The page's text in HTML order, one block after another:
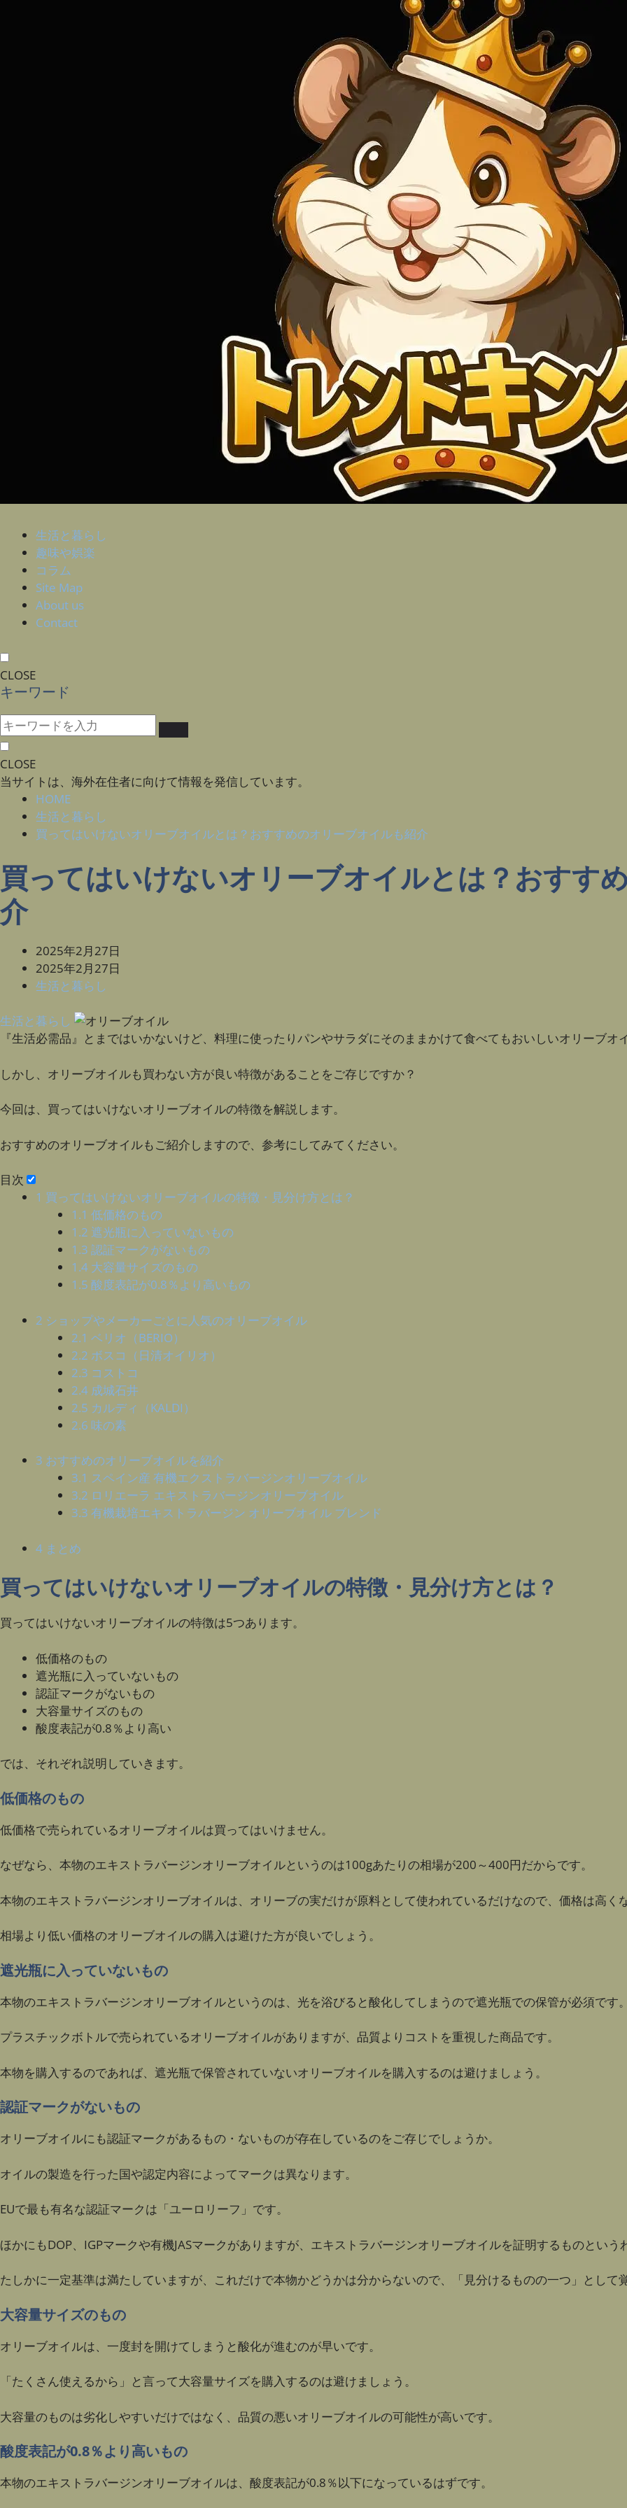
生活と暮らし
趣味や娯楽
コラム
Site Map
About us
Contact
CLOSE
キーワード
CLOSE
当サイトは、海外在住者に向けて情報を発信しています。
HOME
生活と暮らし
買ってはいけないオリーブオイルとは？おすすめのオリーブオイルも紹介
買ってはいけないオリーブオイルとは？おすす
介
2025年2月27日
2025年2月27日
生活と暮らし
生活と暮らし
『生活必需品』とまではいかないけど、料理に使ったりパンやサラダにそのままかけて食べてもおいしいオリーブオ
しかし、オリーブオイルも買わない方が良い特徴があることをご存じですか？
今回は、買ってはいけないオリーブオイルの特徴を解説します。
おすすめのオリーブオイルもご紹介しますので、参考にしてみてください。
目次
1 買ってはいけないオリーブオイルの特徴・見分け方とは？
1.1 低価格のもの
1.2 遮光瓶に入っていないもの
1.3 認証マークがないもの
1.4 大容量サイズのもの
1.5 酸度表記が0.8％より高いもの
2 ショップやメーカーごとに人気のオリーブオイル
2.1 ベリオ（BERIO）
2.2 ボスコ（日清オイリオ）
2.3 コストコ
2.4 成城石井
2.5 カルディ（KALDI）
2.6 味の素
3 おすすめのオリーブオイルを紹介
3.1 スペイン産 有機エクストラバージンオリーブオイル
3.2 ロリエーラ エキストラバージンオリーブオイル
3.3 有機栽培エキストラバージン オリーブオイル ブレンド
4 まとめ
買ってはいけないオリーブオイルの特徴・見分け方とは？
買ってはいけないオリーブオイルの特徴は5つあります。
低価格のもの
遮光瓶に入っていないもの
認証マークがないもの
大容量サイズのもの
酸度表記が0.8％より高い
では、それぞれ説明していきます。
低価格のもの
低価格で売られているオリーブオイルは買ってはいけません。
なぜなら、本物のエキストラバージンオリーブオイルというのは100gあたりの相場が200～400円だからです。
本物のエキストラバージンオリーブオイルは、オリーブの実だけが原料として使われているだけなので、価格は高く
相場より低い価格のオリーブオイルの購入は避けた方が良いでしょう。
遮光瓶に入っていないもの
本物のエキストラバージンオリーブオイルというのは、光を浴びると酸化してしまうので遮光瓶での保管が必須です
プラスチックボトルで売られているオリーブオイルがありますが、品質よりコストを重視した商品です。
本物を購入するのであれば、遮光瓶で保管されていないオリーブオイルを購入するのは避けましょう。
認証マークがないもの
オリーブオイルにも認証マークがあるもの・ないものが存在しているのをご存じでしょうか。
オイルの製造を行った国や認定内容によってマークは異なります。
EUで最も有名な認証マークは「ユーロリーフ」です。
ほかにもDOP、IGPマークや有機JASマークがありますが、エキストラバージンオリーブオイルを証明するものという
たしかに一定基準は満たしていますが、これだけで本物かどうかは分からないので、「見分けるものの一つ」として
大容量サイズのもの
オリーブオイルは、一度封を開けてしまうと酸化が進むのが早いです。
「たくさん使えるから」と言って大容量サイズを購入するのは避けましょう。
大容量のものは劣化しやすいだけではなく、品質の悪いオリーブオイルの可能性が高いです。
酸度表記が0.8％より高いもの
本物のエキストラバージンオリーブオイルは、酸度表記が0.8％以下になっているはずです。